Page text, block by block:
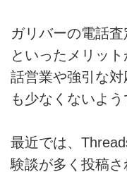
ガリバーの電話
といったメリッ
話営業や強引な
も少なくないよう
最近では、
験談が多く投稿